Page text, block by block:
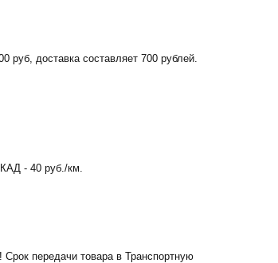
доставка составляет 700 рублей.
- 40 руб./км.
передачи товара в Транспортную